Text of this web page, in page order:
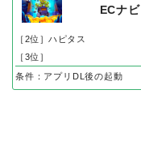
ECナビ
［2位］ハピタス
［3位］
条件：アプリDL後の起動